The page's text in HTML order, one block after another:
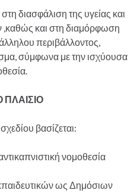
διασφάλιση της υγείας και
και στη διαμόρφωση
περιβάλλοντος,
σύμφωνα με την ισχύουσα
ΠΛΑΙΣΙΟ
βασίζεται:
νομοθεσία
ως Δημόσιων